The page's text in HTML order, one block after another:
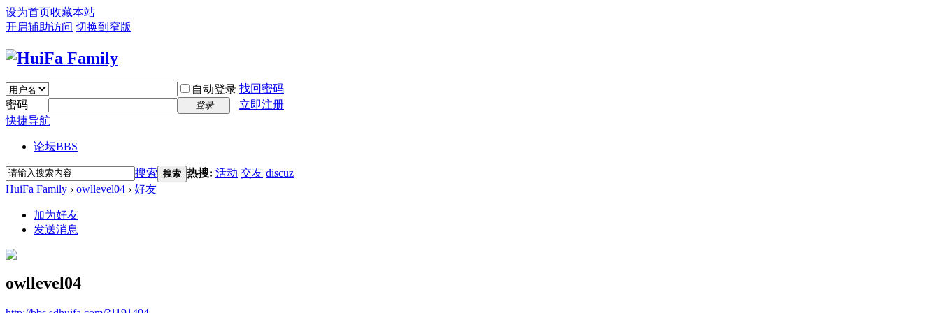
设为首页收藏本站
开启辅助访问 切换到窄版
自动登录 找回密码
密码
登录
立即注册
快捷导航
论坛BBS
搜索 搜索 热搜: 活动 交友 discuz
HuiFa Family › owllevel04 › 好友
加为好友
发送消息
owllevel04